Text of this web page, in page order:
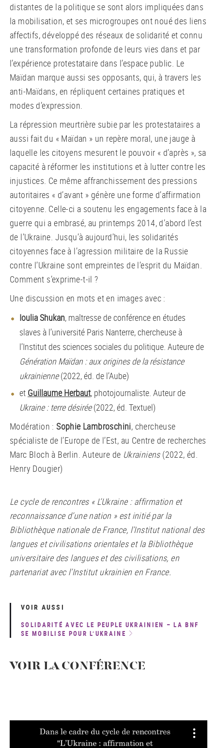
distantes de la politique se sont alors impliquées dans
la mobilisation, et ses microgroupes ont noué des liens
affectifs, développé des réseaux de solidarité et connu
une transformation profonde de leurs vies dans et par
l’expérience protestataire dans l’espace public. Le
Maïdan marque aussi ses opposants, qui, à travers les
anti-Maïdans, en répliquent certaines pratiques et
modes d’expression.
La répression meurtrière subie par les protestataires a
aussi fait du « Maïdan » un repère moral, une jauge à
laquelle les citoyens mesurent le pouvoir « d’après », sa
capacité à réformer les institutions et à lutter contre les
injustices. Ce même affranchissement des pressions
autoritaires « d’avant » génère une forme d’affirmation
citoyenne. Celle-ci a soutenu les engagements face à la
guerre qui a embrasé, au printemps 2014, d’abord l’est
de l’Ukraine. Jusqu’à aujourd’hui, les solidarités
citoyennes face à l’agression militaire de la Russie
contre l’Ukraine sont empreintes de l’esprit du Maïdan.
Comment s’exprime-t-il ?
Une discussion en mots et en images avec :
Ioulia Shukan, maîtresse de conférence en études
slaves à l’université Paris Nanterre, chercheuse à
l’Institut des sciences sociales du politique. Auteure de
Génération Maïdan : aux origines de la résistance
ukrainienne(2022, éd. de l’Aube)
et Guillaume Herbaut, photojournaliste. Auteur de
Ukraine : terre désirée(2022, éd. Textuel)
Modération : Sophie Lambroschini, chercheuse
spécialiste de l’Europe de l’Est, au Centre de recherches
Marc Bloch à Berlin. Auteure de Ukrainiens(2022, éd.
Henry Dougier)
Le cycle de rencontres « L’Ukraine : affirmation et
reconnaissance d’une nation » est initié par la
Bibliothèque nationale de France, l’Institut national des
langues et civilisations orientales et la Bibliothèque
universitaire des langues et des civilisations, en
partenariat avec l’Institut ukrainien en France.
VOIR AUSSI
SOLIDARITÉ AVEC LE PEUPLE UKRAINIEN – LA BNF
SE MOBILISE POUR L’UKRAINE
VOIR LA CONFÉRENCE